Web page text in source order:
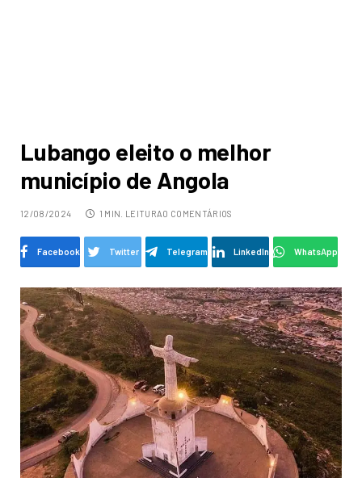
Lubango eleito o melhor
município de Angola
12/08/2024 1 MIN. LEITURA0 COMENTÁRIOS
Facebook Twitter Telegram LinkedIn WhatsApp